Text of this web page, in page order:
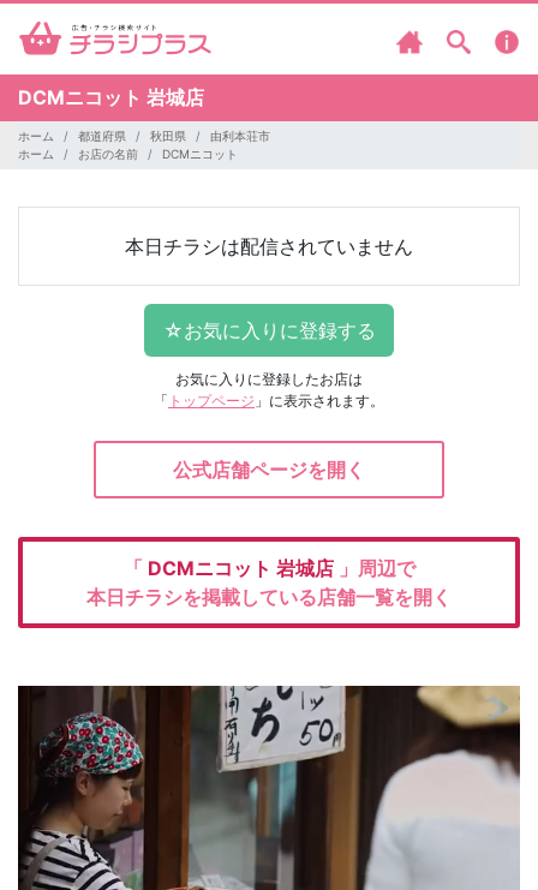
DCMニコット 岩城店
ホーム 都道府県 秋田県
由利本荘市
ホーム
お店の名前 DCMニコット
本日チラシは配信されていません
お気に入りに登録したお店は
「 トップページ 」に表示されます。
公式店舗ページを開く
「 DCMニコット 岩城店 」周辺で
本日チラシを掲載している店舗一覧を開く